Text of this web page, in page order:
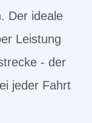
Der ideale
Leistung
- der
jeder Fahrt